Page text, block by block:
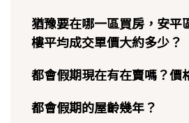
猶豫要在哪一區買房，安平
樓平均成交單價大約多少？
都會假期現在有在賣嗎？價
都會假期的屋齡幾年？